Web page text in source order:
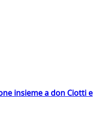
insieme a don Ciotti e